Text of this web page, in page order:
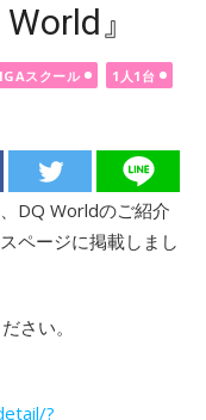
』
スクール
1人1台
DQ Worldのご紹介
ページに掲載しまし
さい。
?